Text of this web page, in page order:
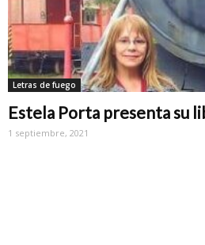
Letras de fuego
Estela Porta presenta su
1 septiembre, 2021